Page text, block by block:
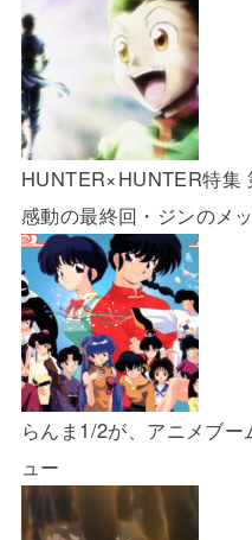
HUNTER×HUNTER特
感動の最終回・ジンのメ
らんま1/2が、アニメブー
ュー